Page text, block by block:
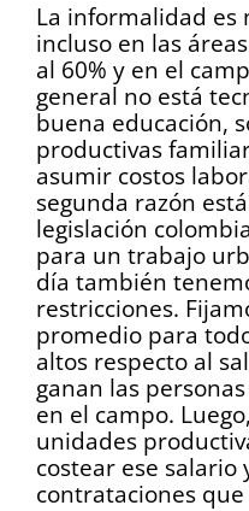
La informalidad es
incluso en las
al 60% y en el
general no está
buena educación,
productivas
asumir costos
segunda razón
legislación
para un trabajo
día también
restricciones.
promedio para
altos respecto al
ganan las
en el campo.
unidades
costear ese
contrataciones